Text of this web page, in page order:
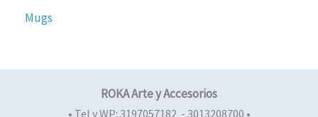
Mugs
ROKA Arte y Accesorios
• Tel y WP: 3197057182 - 3013208700 •